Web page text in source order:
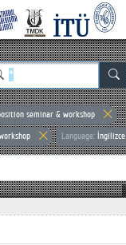
seminar & workshop
Language: İngilizce